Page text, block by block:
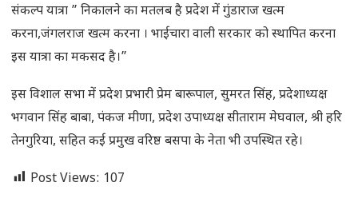
संकल्प यात्रा ” निकालने का मतलब है प्रदेश में गुंडाराज खत्म
करना,जंगलराज खत्म करना । भाईचारा वाली सरकार को स्थापित करना
इस यात्रा का मकसद है।”
इस विशाल सभा में प्रदेश प्रभारी प्रेम बारूपाल, सुमरत सिंह, प्रदेशाध्यक्ष
भगवान सिंह बाबा, पंकज मीणा, प्रदेश उपाध्यक्ष सीताराम मेघवाल, श्री हरि
तेनगुरिया, सहित कई प्रमुख वरिष्ठ बसपा के नेता भी उपस्थित रहे।
Post Views: 107